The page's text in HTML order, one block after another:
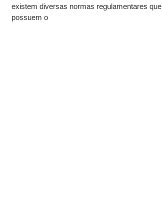
existem diversas normas regulamentares que
possuem o